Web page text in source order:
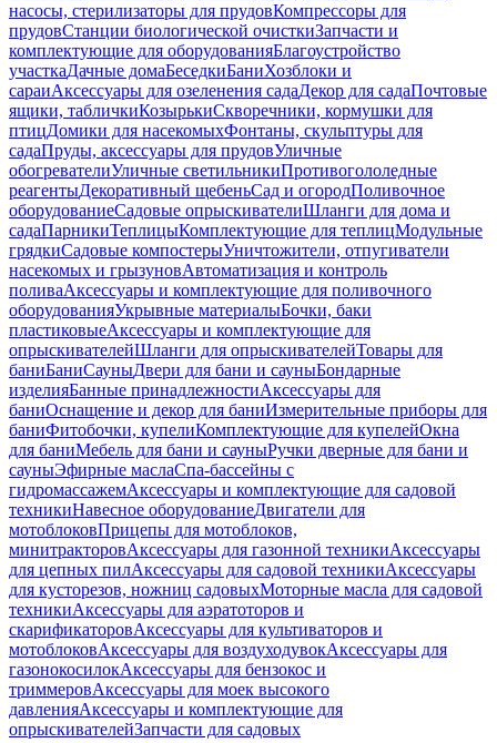
насосы, стерилизаторы для прудовКомпрессоры для
прудовСтанции биологической очисткиЗапчасти и
комплектующие для оборудованияБлагоустройство
участкаДачные домаБеседкиБаниХозблоки и
сараиАксессуары для озеленения садаДекор для садаПочтовые
ящики, табличкиКозырькиСкворечники, кормушки для
птицДомики для насекомыхФонтаны, скульптуры для
садаПруды, аксессуары для прудовУличные
обогревателиУличные светильникиПротивогололедные
реагентыДекоративный щебеньСад и огородПоливочное
оборудованиеСадовые опрыскивателиШланги для дома и
садаПарникиТеплицыКомплектующие для теплицМодульные
грядкиСадовые компостерыУничтожители, отпугиватели
насекомых и грызуновАвтоматизация и контроль
поливаАксессуары и комплектующие для поливочного
оборудованияУкрывные материалыБочки, баки
пластиковыеАксессуары и комплектующие для
опрыскивателейШланги для опрыскивателейТовары для
баниБаниСауныДвери для бани и сауныБондарные
изделияБанные принадлежностиАксессуары для
баниОснащение и декор для баниИзмерительные приборы для
баниФитобочки, купелиКомплектующие для купелейОкна
для баниМебель для бани и сауныРучки дверные для бани и
сауныЭфирные маслаСпа-бассейны с
гидромассажемАксессуары и комплектующие для садовой
техникиНавесное оборудованиеДвигатели для
мотоблоковПрицепы для мотоблоков,
минитракторовАксессуары для газонной техникиАксессуары
для цепных пилАксессуары для садовой техникиАксессуары
для кусторезов, ножниц садовыхМоторные масла для садовой
техникиАксессуары для аэратоторов и
скарификаторовАксессуары для культиваторов и
мотоблоковАксессуары для воздуходувокАксессуары для
газонокосилокАксессуары для бензокос и
триммеровАксессуары для моек высокого
давленияАксессуары и комплектующие для
опрыскивателейЗапчасти для садовых